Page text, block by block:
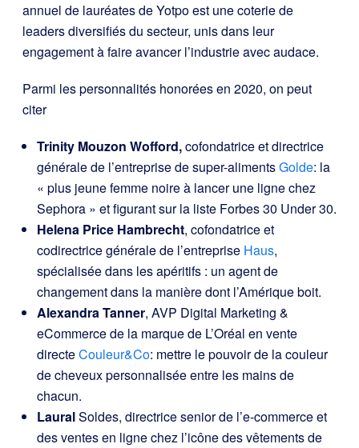
annuel de lauréates de Yotpo est une coterie de
leaders diversifiés du secteur, unis dans leur
engagement à faire avancer l’industrie avec audace.
Parmi les personnalités honorées en 2020, on peut
citer
Trinity Mouzon Wofford,cofondatrice et directrice
générale de l’entreprise de super-alimentsGolde: la
« plus jeune femme noire à lancer une ligne chez
Sephora » et figurant sur la liste Forbes 30 Under 30.
Helena Price Hambrecht, cofondatrice et
codirectrice générale de l’entreprise Haus,
spécialisée dans les apéritifs : un agent de
changement dans la manière dont l’Amérique boit.
Alexandra Tanner, AVP Digital Marketing &
eCommerce de la marque de L’Oréal en vente
directeCouleur&Co: mettre le pouvoir de la couleur
de cheveux personnalisée entre les mains de
chacun.
LauralSoldes, directrice senior de l’e-commerce et
des ventes en ligne chez l’icône des vêtements de